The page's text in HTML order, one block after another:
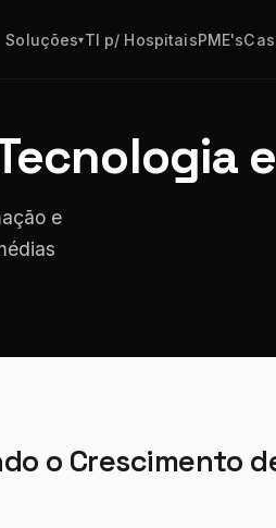
Soluções▾TI p/ HospitaisPME's
e
o Crescimento